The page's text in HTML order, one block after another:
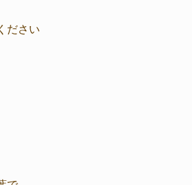
ださい